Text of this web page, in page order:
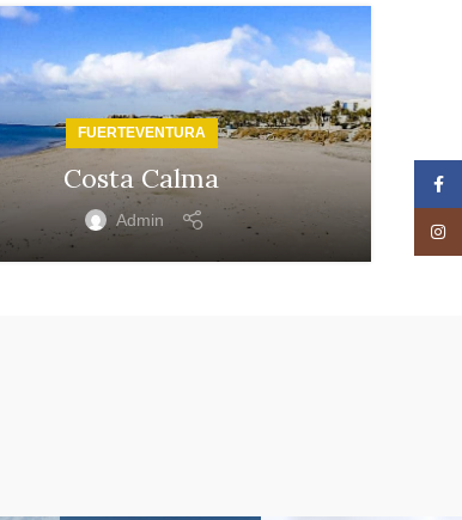
FUERTEVENTURA
Costa Calma
Admin